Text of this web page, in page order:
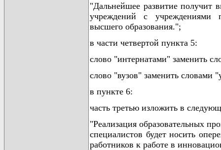
"Дальнейшее развитие получит
учреждений с учреждениями
высшего образования.";
в части четвертой пункта 5:
слово "интернатами" заменить
слово "вузов" заменить словами
в пункте 6:
часть третью изложить в
"Реализация образовательных
специалистов будет носить
работников к работе в